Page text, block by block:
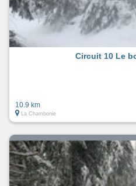
Circuit 10 Le
10.9 km
La Chambonie